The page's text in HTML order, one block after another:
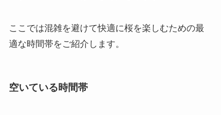
ここでは混雑を避けて快適に桜を楽しむための最
適な時間帯をご紹介します。
空いている時間帯